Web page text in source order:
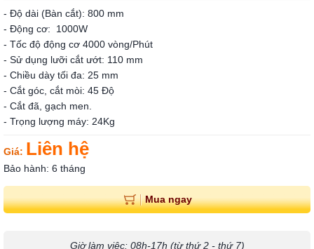
- Độ dài (Bàn cắt): 800 mm
- Động cơ: 1000W
- Tốc độ động cơ 4000 vòng/Phút
- Sử dụng lưỡi cắt ướt: 110 mm
- Chiều dày tối đa: 25 mm
- Cắt góc, cắt mòi: 45 Độ
- Cắt đã, gạch men.
- Trọng lượng máy: 24Kg
Giá: Liên hệ
Bảo hành: 6 tháng
Mua ngay
Giờ làm việc: 08h-17h (từ thứ 2 - thứ 7)